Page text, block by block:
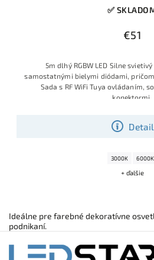
✅
€51
Detail
5m dlhý RGBW LED Silne
samostatnými bielymi diódami,
Sada s RF WiFi Tuya ovládaním,
konektormi.
3000K 6000K
+ ďalšie
Ideálne pre farebné dekoratívne
podnikaní.